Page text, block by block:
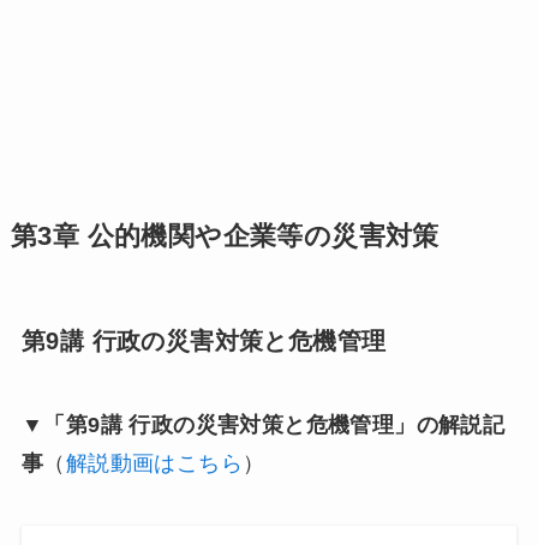
第3章 公的機関や企業等の災害対策
第9講 行政の災害対策と危機管理
▼「第9講 行政の災害対策と危機管理」の解説記
事 （ 解説動画はこちら ）